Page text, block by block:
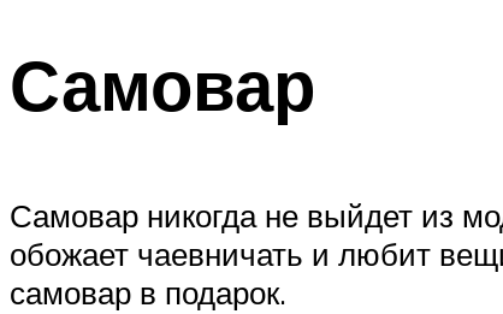
Самовар
Самовар никогда не выйдет из
обожает чаевничать и любит
самовар в подарок.